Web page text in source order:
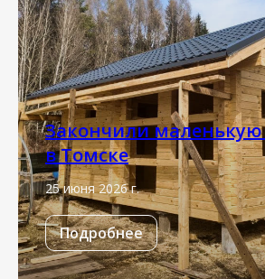
Закончили
в Томске
25 июня 2026 г.
Подробнее